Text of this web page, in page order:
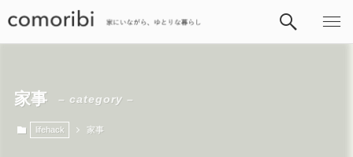
家事 – category –
lifehack 家事